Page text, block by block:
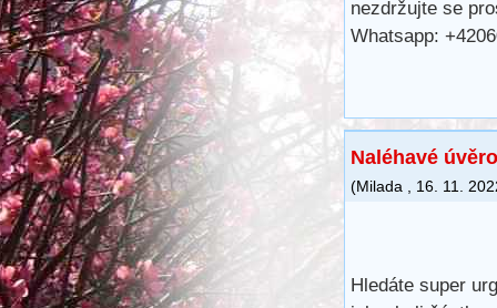
nezdržujte se
Whatsapp:
Naléhavé
(Milada 16. 11.
Hledáte super